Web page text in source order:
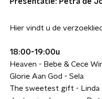
Hier vindt u de
18:00-19:00u
Heaven - Bebe & Cece
Glorie Aan God - Sela
The sweetest gift - Linda